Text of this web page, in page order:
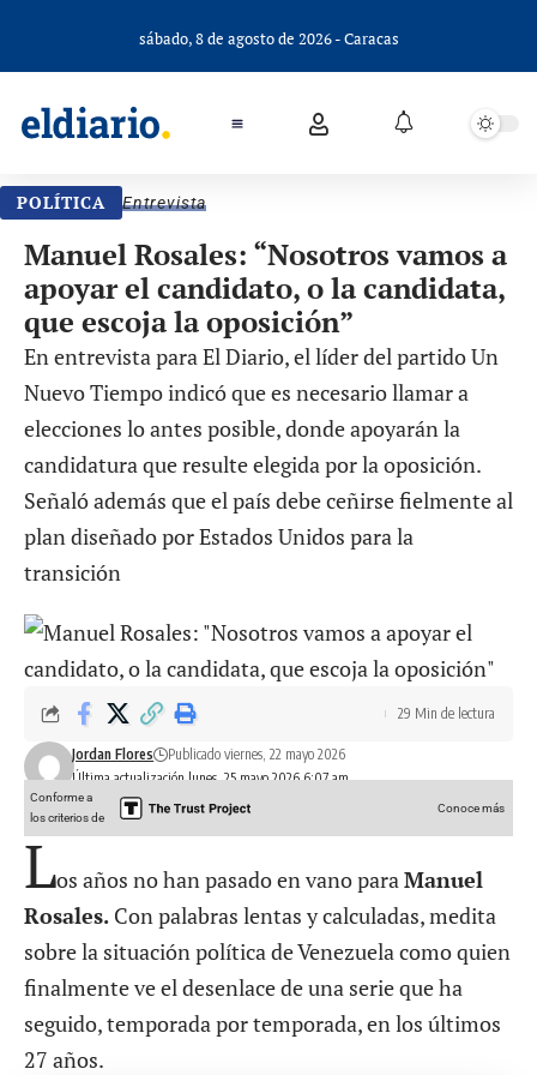
sábado, 8 de agosto de 2026 - Caracas
POLÍTICA Entrevista
Manuel Rosales: “Nosotros vamos a
apoyar el candidato, o la candidata,
que escoja la oposición”
En entrevista para El Diario, el líder del partido Un
Nuevo Tiempo indicó que es necesario llamar a
elecciones lo antes posible, donde apoyarán la
candidatura que resulte elegida por la oposición.
Señaló además que el país debe ceñirse fielmente al
plan diseñado por Estados Unidos para la
transición
Última actualización lunes, 25 mayo 2026 6:07 am
Jordan Flores Publicado viernes, 22 mayo 2026
29 Min de lectura
Conforme a
los criterios de
Conoce más
Los años no han pasado en vano para Manuel
Rosales. Con palabras lentas y calculadas, medita
sobre la situación política de Venezuela como quien
finalmente ve el desenlace de una serie que ha
seguido, temporada por temporada, en los últimos
27 años.